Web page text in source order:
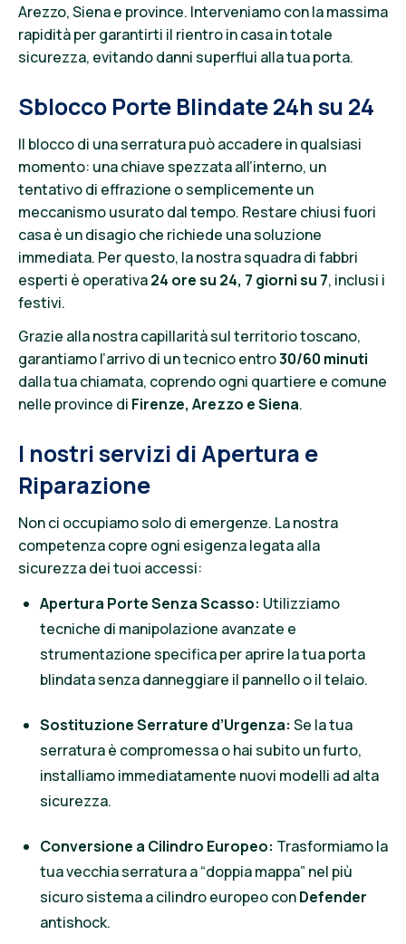
Arezzo, Siena e province. Interveniamo con la massima
rapidità per garantirti il rientro in casa in totale
sicurezza, evitando danni superflui alla tua porta.
Sblocco Porte Blindate 24h su 24
Il blocco di una serratura può accadere in qualsiasi
momento: una chiave spezzata all’interno, un
tentativo di effrazione o semplicemente un
meccanismo usurato dal tempo. Restare chiusi fuori
casa è un disagio che richiede una soluzione
immediata. Per questo, la nostra squadra di fabbri
esperti è operativa24 ore su 24, 7 giorni su 7, inclusi i
festivi.
Grazie alla nostra capillarità sul territorio toscano,
garantiamo l’arrivo di un tecnico entro30/60 minuti
dalla tua chiamata, coprendo ogni quartiere e comune
nelle province di Firenze, Arezzo e Siena.
I nostri servizi di Apertura e
Riparazione
Non ci occupiamo solo di emergenze. La nostra
competenza copre ogni esigenza legata alla
sicurezza dei tuoi accessi:
Apertura Porte Senza Scasso: Utilizziamo
tecniche di manipolazione avanzate e
strumentazione specifica per aprire la tua porta
blindata senza danneggiare il pannello o il telaio.
Sostituzione Serrature d’Urgenza: Se la tua
serratura è compromessa o hai subito un furto,
installiamo immediatamente nuovi modelli ad alta
sicurezza.
Conversione a Cilindro Europeo: Trasformiamo la
tua vecchia serratura a “doppia mappa” nel più
sicuro sistema a cilindro europeo conDefender
antishock.